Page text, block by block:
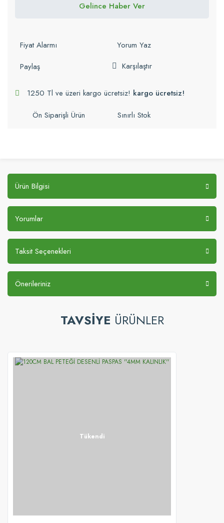
Gelince Haber Ver
Fiyat Alarmı
Yorum Yaz
Paylaş
Karşılaştır
1250 Tl ve üzeri kargo ücretsiz! kargo ücretsiz!
Ön Siparişli Ürün
Sınırlı Stok
Ürün Bilgisi
Yorumlar
Taksit Seçenekleri
Önerileriniz
TAVSİYE ÜRÜNLER
Tükendi